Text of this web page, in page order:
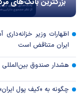
اظهارات وزیر
ایران متناقض است
هشدار صندوق
چگونه به «کیف پول